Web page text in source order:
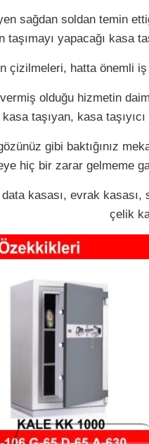
sağdan soldan temin
yapacağı kasa
çizilmeleri, hatta önemli
olduğu hizmetin
taşıyan, kasa
gibi baktığınız
hiç bir zarar gelmeme
kasası, evrak kasası,
çelik